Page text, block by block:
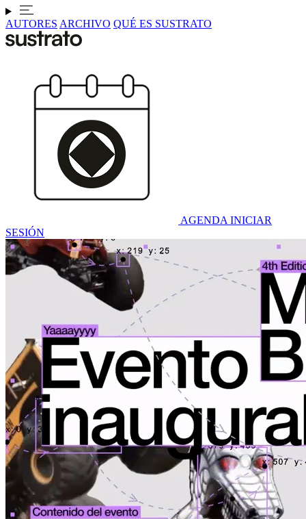
AUTORES ARCHIVO QUÉ ES SUSTRATO
AGENDA INICIAR
SESIÓN